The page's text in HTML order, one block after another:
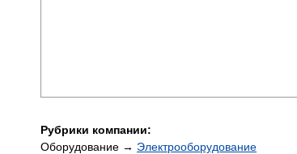
Рубрики компании:
Оборудование → Электрооборудование